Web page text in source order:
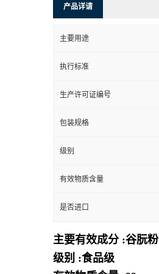
产品详请
主要用途
执行标准
生产许可证编号
包装规格
级别
有效物质含量
是否进口
主要有效成分 :谷朊粉
级别 :食品级